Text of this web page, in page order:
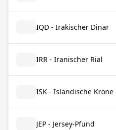
IQD - Irakischer Dinar
IRR - Iranischer Rial
ISK - Isländische Krone
JEP - Jersey-Pfund